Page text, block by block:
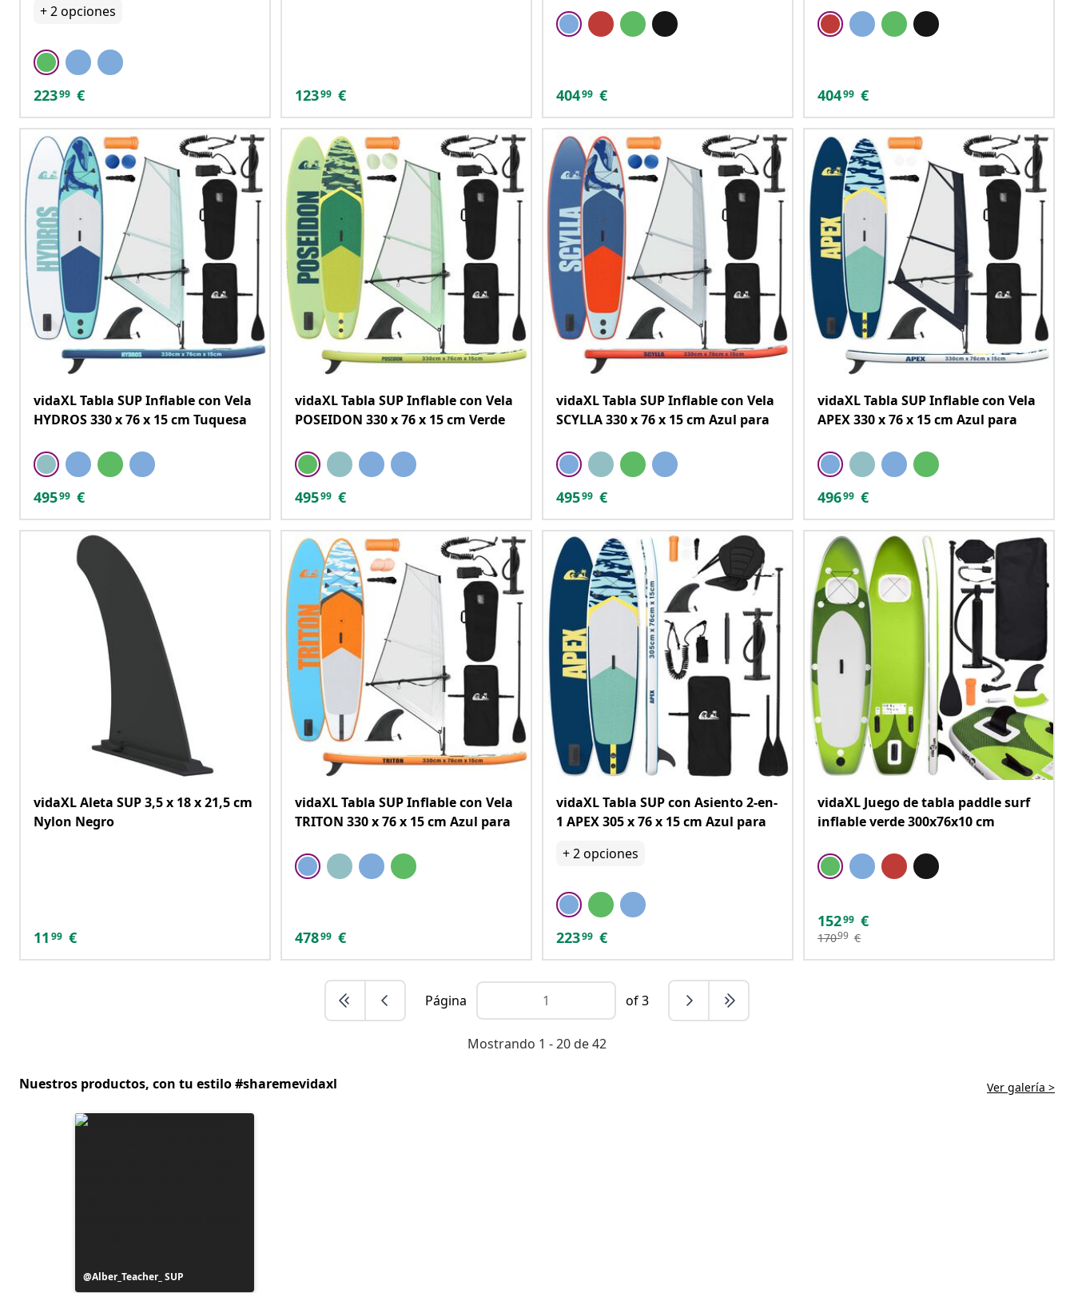
+2opciones
22399 € 12399 € 40499 € 40499 €
vidaXL Tabla SUP Inflable con Vela
HYDROS 330 x 76 x 15 cm Tuquesa
49599 €
vidaXL Tabla SUP Inflable con Vela
POSEIDON 330 x 76 x 15 cm Verde
49599 €
vidaXL Tabla SUP Inflable con Vela
SCYLLA 330 x 76 x 15 cm Azul para
49599 €
vidaXL Tabla SUP Inflable con Vela
APEX 330 x 76 x 15 cm Azul para
49699 €
vidaXL Aleta SUP 3,5 x 18 x 21,5 cm
Nylon Negro
11 99 €
vidaXL Tabla SUP Inflable con Vela
TRITON 330 x 76 x 15 cm Azul para
47899 €
vidaXL Tabla SUP con Asiento 2-en-
1 APEX 305 x 76 x 15 cm Azul para
+2opciones
22399 €
vidaXL Juego de tabla paddle surf
inflable verde 300x76x10 cm
15299 €
17099 €
Página of 3
Mostrando 1 - 20 de 42
Nuestros productos, con tu estilo #sharemevidaxl Ver galería >
Publicación
Alber_Teacher_ SUP